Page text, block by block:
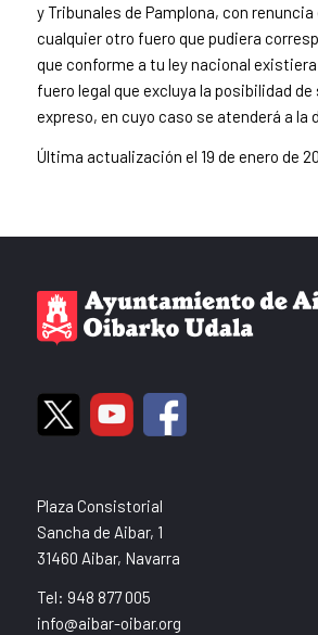
y Tribunales de Pamplona, con renuncia
cualquier otro fuero que pudiera
que conforme a tu ley nacional
fuero legal que excluya la posibilidad
expreso, en cuyo caso se atenderá a la
Última actualización el 19 de enero de
Plaza Consistorial
Sancha de Aibar, 1
31460 Aibar, Navarra
Tel: 948 877 005
info@aibar-oibar.org